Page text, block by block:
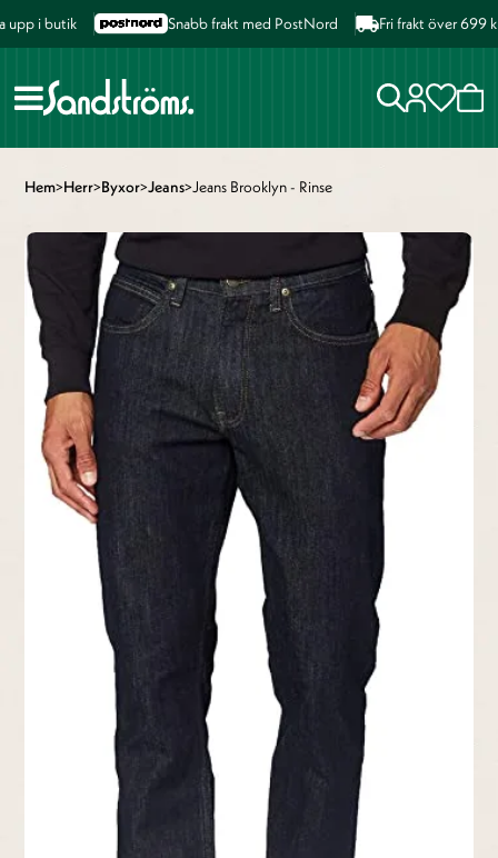
i butik Snabb frakt med PostNord Fri frakt över 699 kr
Hem>Herr>Byxor>Jeans>Jeans Brooklyn - Rinse